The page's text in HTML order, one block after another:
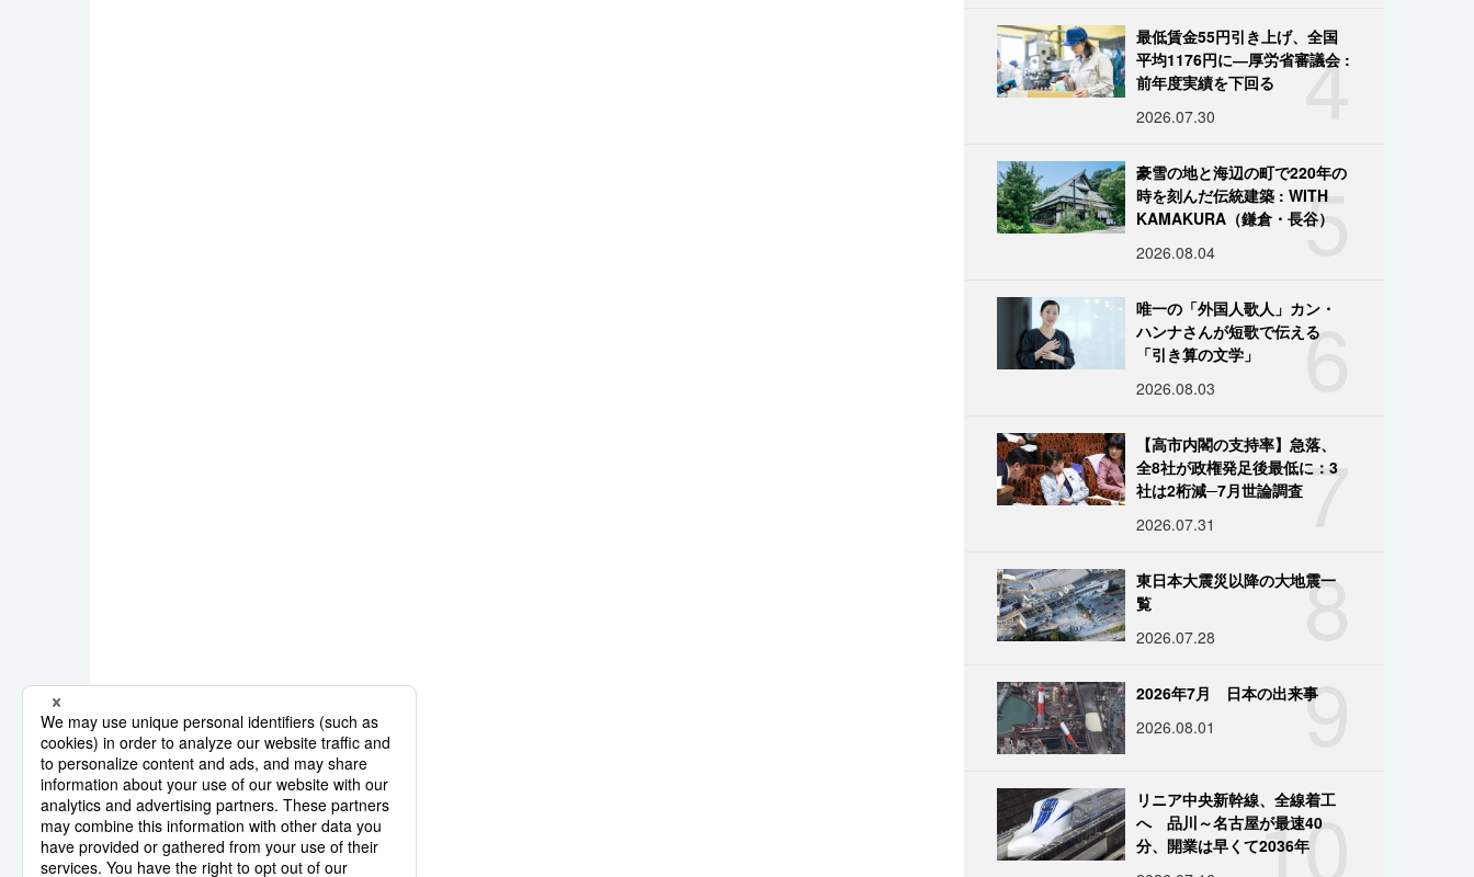
4
最低賃金55円引き上げ、全国
平均1176円に―厚労省審議会 :
前年度実績を下回る
2026.07.30
5
豪雪の地と海辺の町で220年の
時を刻んだ伝統建築 : WITH
KAMAKURA（鎌倉・長谷）
2026.08.04
6
唯一の「外国人歌人」カン・
ハンナさんが短歌で伝える
「引き算の文学」
2026.08.03
7
【高市内閣の支持率】急落、
全8社が政権発足後最低に：3
社は2桁減─7月世論調査
2026.07.31
8
東日本大震災以降の大地震一
覧
2026.07.28
9
2026年7月 日本の出来事
2026.08.01
10
リニア中央新幹線、全線着工
へ 品川～名古屋が最速40
分、開業は早くて2036年